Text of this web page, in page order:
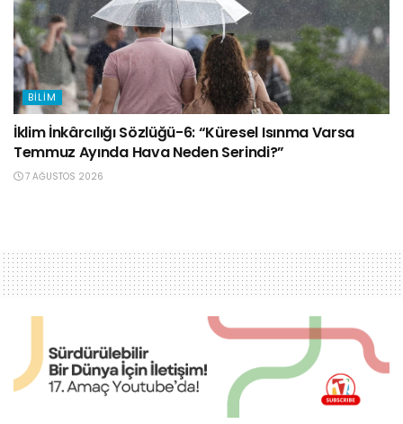
BILIM
İklim İnkârcılığı Sözlüğü-6: “Küresel Isınma Varsa
Temmuz Ayında Hava Neden Serindi?”
7 AĞUSTOS 2026